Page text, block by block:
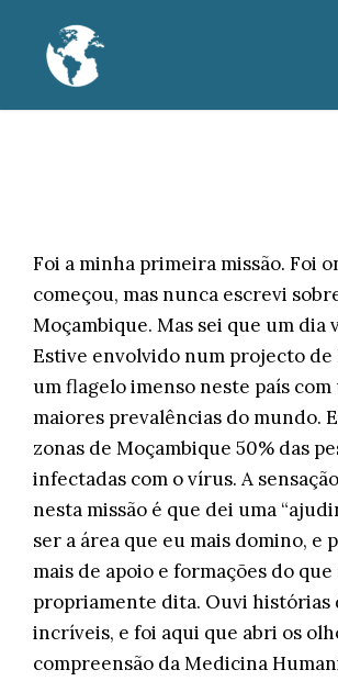
Foi a minha primeira missão. Foi
começou, mas nunca escrevi
Moçambique. Mas sei que um dia
Estive envolvido num projecto de
um flagelo imenso neste país com
maiores prevalências do mundo.
zonas de Moçambique 50% das
infectadas com o vírus. A
nesta missão é que dei uma
ser a área que eu mais domino, e
mais de apoio e formações do
propriamente dita. Ouvi histórias
incríveis, e foi aqui que abri os
compreensão da Medicina